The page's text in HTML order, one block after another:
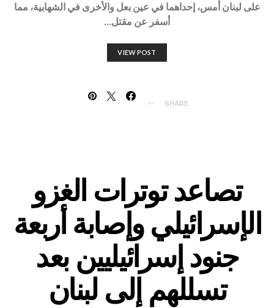
على لبنان أمس، إحداهما في عين بعل والأخرى في الشهابية، مما
أسفر عن مقتل…
VIEW POST
SHARE
تصاعد توترات الغزو
الإسرائيلي وإصابة أربعة
جنود إسرائيليين بعد
تسللهم إلى لبنان